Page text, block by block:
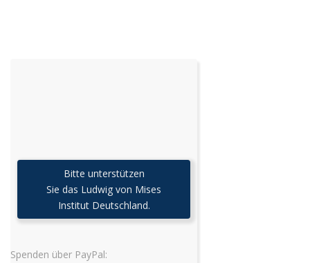
Bitte unterstützen
Sie das Ludwig von Mises
Institut Deutschland.
Spenden über PayPal: